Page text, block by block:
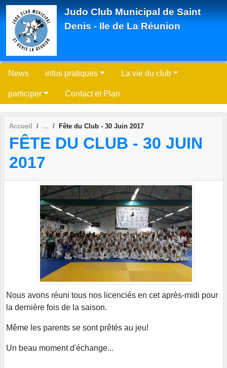
Judo Club Municipal de Saint
Denis - Ile de La Réunion
News infos pratiques La vie du club
participer Contact et Plan
Accueil Fête du Club - 30 Juin 2017
FÊTE DU CLUB - 30 JUIN
2017
Nous avons réuni tous nos licenciés en cet après-midi pour
la dernière fois de la saison.
Même les parents se sont prêtés au jeu!
Un beau moment d'échange...
Panneau de gestion des cookies